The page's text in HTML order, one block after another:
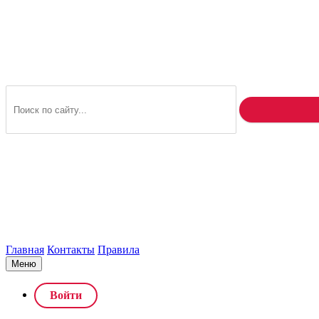
Главная Контакты Правила
Меню
Войти